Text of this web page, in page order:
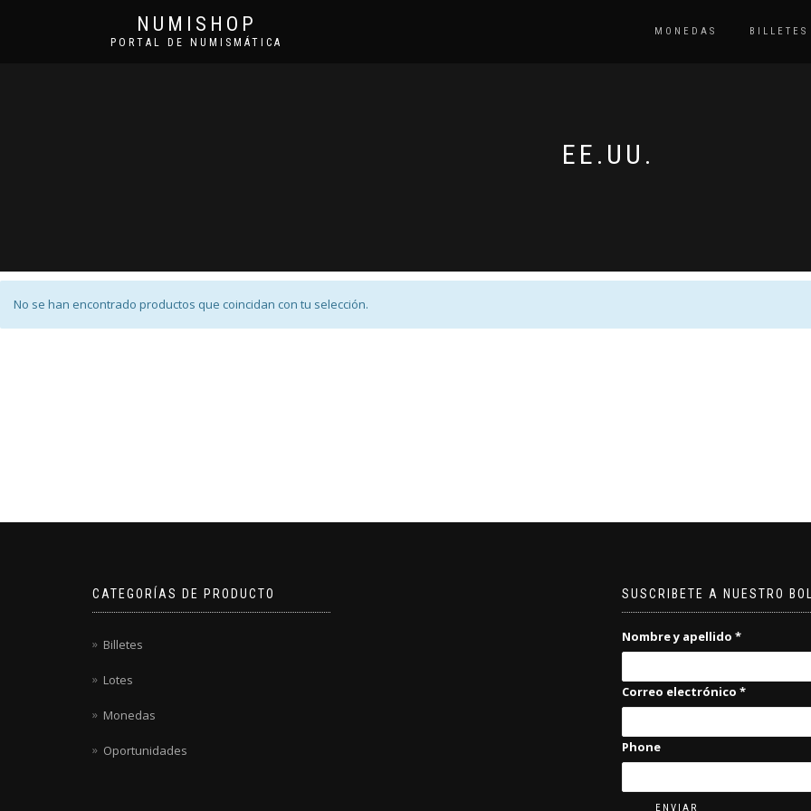
NUMISHOP
PORTAL DE NUMISMÁTICA
MONEDAS BILLETES
EE.UU.
No se han encontrado productos que coincidan con tu selección.
CATEGORÍAS DE PRODUCTO
Billetes
Lotes
Monedas
Oportunidades
SUSCRIBETE A NUESTRO
Nombre y apellido *
Correo electrónico *
Phone
ENVIAR